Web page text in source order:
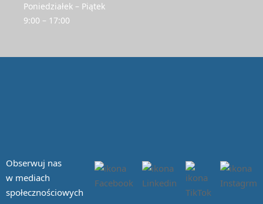
Poniedziałek – Piątek
9:00 – 17:00
Obserwuj nas
w mediach
społecznościowych